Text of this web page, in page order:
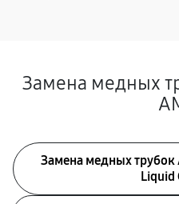
Замена медных
Замена медных трубок
Liquid